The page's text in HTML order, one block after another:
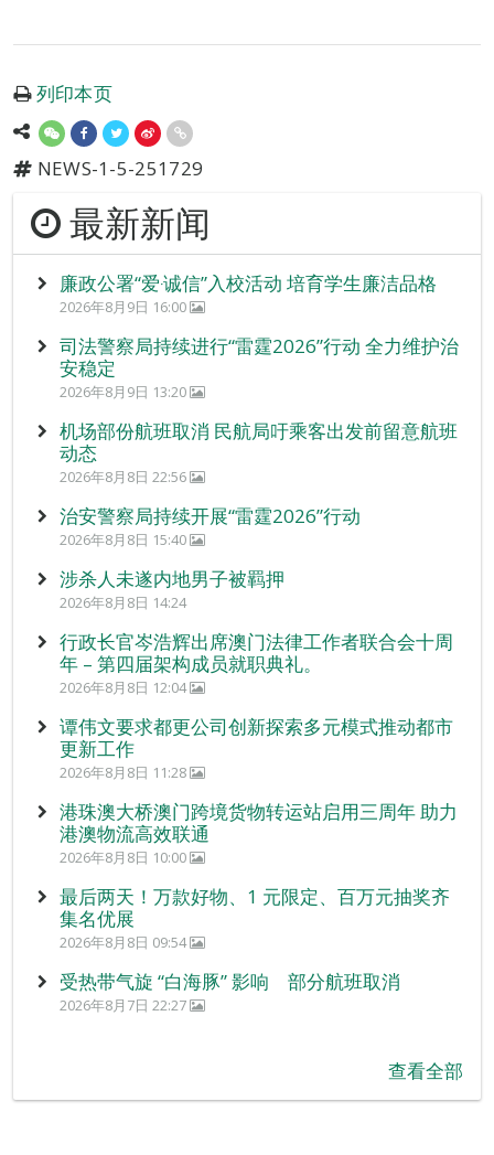
列印本页
NEWS-1-5-251729
最新新闻
廉政公署“爱‧诚信”入校活动 培育学生廉洁品格
2026年8月9日 16:00
司法警察局持续进行“雷霆2026”行动 全力维护治
安稳定
2026年8月9日 13:20
机场部份航班取消 民航局吁乘客出发前留意航班
动态
2026年8月8日 22:56
治安警察局持续开展“雷霆2026”行动
2026年8月8日 15:40
涉杀人未遂内地男子被羁押
2026年8月8日 14:24
行政长官岑浩辉出席澳门法律工作者联合会十周
年 – 第四届架构成员就职典礼。
2026年8月8日 12:04
谭伟文要求都更公司创新探索多元模式推动都市
更新工作
2026年8月8日 11:28
港珠澳大桥澳门跨境货物转运站启用三周年 助力
港澳物流高效联通
2026年8月8日 10:00
最后两天！万款好物、1 元限定、百万元抽奖齐
集名优展
2026年8月8日 09:54
受热带气旋 “白海豚” 影响 部分航班取消
2026年8月7日 22:27
查看全部